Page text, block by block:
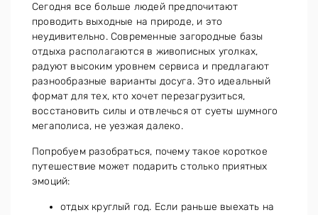
Сегодня все больше людей предпочитают
проводить выходные на природе, и это
неудивительно. Современные загородные базы
отдыха располагаются в живописных уголках,
радуют высоким уровнем сервиса и предлагают
разнообразные варианты досуга. Это идеальный
формат для тех, кто хочет перезагрузиться,
восстановить силы и отвлечься от суеты шумного
мегаполиса, не уезжая далеко.
Попробуем разобраться, почему такое короткое
путешествие может подарить столько приятных
эмоций:
отдых круглый год. Если раньше выехать на